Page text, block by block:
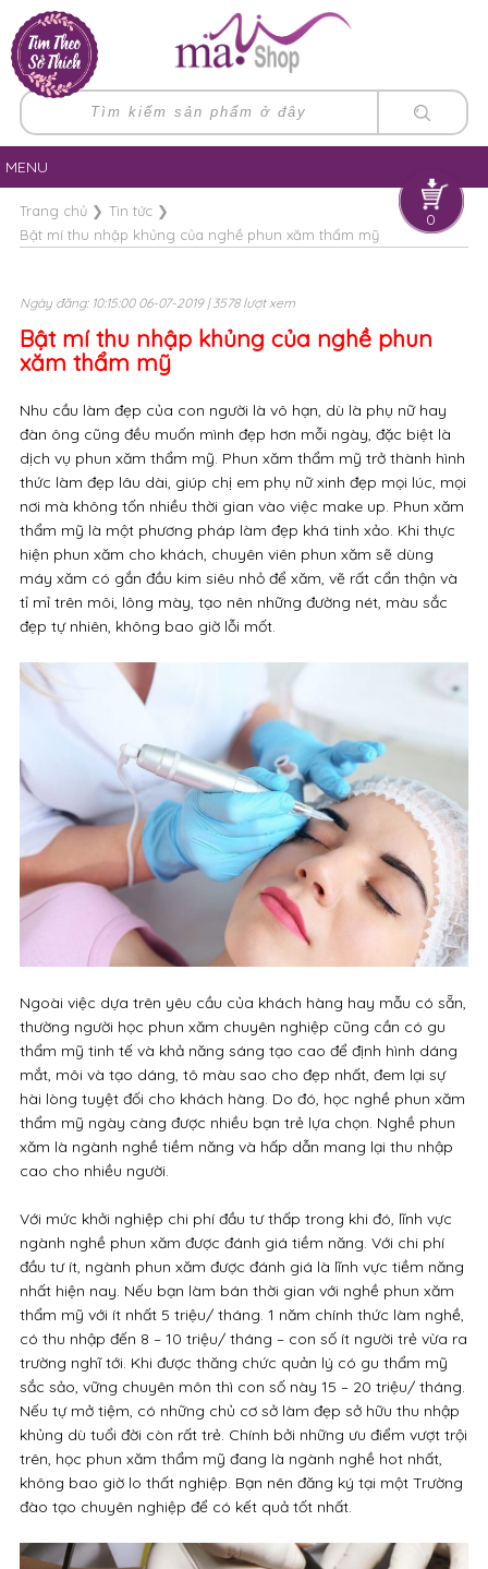
0
MENU
Trang chủ❯ Tin tức❯
Bật mí thu nhập khủng của nghề phun xăm thẩm mỹ
Ngày đăng: 10:15:00 06-07-2019 | 3578 lượt xem
Bật mí thu nhập khủng của nghề phun
xăm thẩm mỹ
Nhu cầu làm đẹp của con người là vô hạn, dù là phụ nữ hay
đàn ông cũng đều muốn mình đẹp hơn mỗi ngày, đặc biệt là
dịch vụ phun xăm thẩm mỹ. Phun xăm thẩm mỹ trở thành hình
thức làm đẹp lâu dài, giúp chị em phụ nữ xinh đẹp mọi lúc, mọi
nơi mà không tốn nhiều thời gian vào việc make up. Phun xăm
thẩm mỹ là một phương pháp làm đẹp khá tinh xảo. Khi thực
hiện phun xăm cho khách, chuyên viên phun xăm sẽ dùng
máy xăm có gắn đầu kim siêu nhỏ để xăm, vẽ rất cẩn thận và
tỉ mỉ trên môi, lông mày, tạo nên những đường nét, màu sắc
đẹp tự nhiên, không bao giờ lỗi mốt.
Ngoài việc dựa trên yêu cầu của khách hàng hay mẫu có sẵn,
thường người học phun xăm chuyên nghiệp cũng cần có gu
thẩm mỹ tinh tế và khả năng sáng tạo cao để định hình dáng
mắt, môi và tạo dáng, tô màu sao cho đẹp nhất, đem lại sự
hài lòng tuyệt đối cho khách hàng. Do đó, học nghề phun xăm
thẩm mỹ ngày càng được nhiều bạn trẻ lựa chọn. Nghề phun
xăm là ngành nghề tiềm năng và hấp dẫn mang lại thu nhập
cao cho nhiều người.
Với mức khởi nghiệp chi phí đầu tư thấp trong khi đó, lĩnh vực
ngành nghề phun xăm được đánh giá tiềm năng. Với chi phí
đầu tư ít, ngành phun xăm được đánh giá là lĩnh vực tiềm năng
nhất hiện nay. Nếu bạn làm bán thời gian với nghề phun xăm
thẩm mỹ với ít nhất 5 triệu/ tháng. 1 năm chính thức làm nghề,
có thu nhập đến 8 – 10 triệu/ tháng – con số ít người trẻ vừa ra
trường nghĩ tới. Khi được thăng chức quản lý có gu thẩm mỹ
sắc sảo, vững chuyên môn thì con số này 15 – 20 triệu/ tháng.
Nếu tự mở tiệm, có những chủ cơ sở làm đẹp sở hữu thu nhập
khủng dù tuổi đời còn rất trẻ. Chính bởi những ưu điểm vượt trội
trên, học phun xăm thẩm mỹ đang là ngành nghề hot nhất,
không bao giờ lo thất nghiệp. Bạn nên đăng ký tại một Trường
đào tạo chuyên nghiệp để có kết quả tốt nhất.